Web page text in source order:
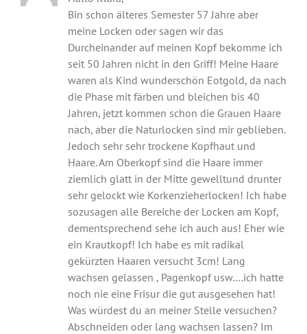
Bin schon älteres Semester 57 Jahre aber
meine Locken oder sagen wir das
Durcheinander auf meinen Kopf bekomme ich
seit 50 Jahren nicht in den Griff! Meine Haare
waren als Kind wunderschön Eotgold, da nach
die Phase mit färben und bleichen bis 40
Jahren, jetzt kommen schon die Grauen Haare
nach, aber die Naturlocken sind mir geblieben.
Jedoch sehr sehr trockene Kopfhaut und
Haare. Am Oberkopf sind die Haare immer
ziemlich glatt in der Mitte gewelltund drunter
sehr gelockt wie Korkenzieherlocken! Ich habe
sozusagen alle Bereiche der Locken am Kopf,
dementsprechend sehe ich auch aus! Eher wie
ein Krautkopf! Ich habe es mit radikal
gekürzten Haaren versucht 3cm! Lang
wachsen gelassen , Pagenkopf usw….ich hatte
noch nie eine Frisur die gut ausgesehen hat!
Was würdest du an meiner Stelle versuchen?
Abschneiden oder lang wachsen lassen? Im